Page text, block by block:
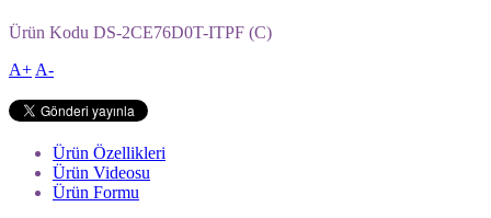
Ürün Kodu DS-2CE76D0T-ITPF (C)
A+ A-
Ürün Özellikleri
Ürün Videosu
Ürün Formu